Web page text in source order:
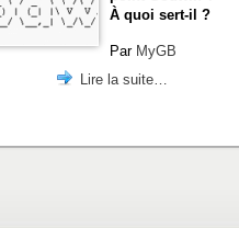
À quoi sert-il ?
Par MyGB
Lire la suite…